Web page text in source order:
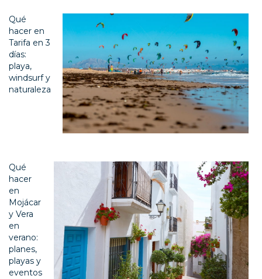
Qué
hacer en
Tarifa en 3
días:
playa,
windsurf y
naturaleza
Qué
hacer
en
Mojácar
y Vera
en
verano:
planes,
playas y
eventos